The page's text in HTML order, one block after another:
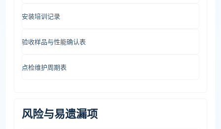
安装培训记录
验收样品与性能确认表
点检维护周期表
风险与易遗漏项